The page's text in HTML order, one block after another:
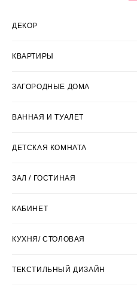
ДЕКОР
КВАРТИРЫ
ЗАГОРОДНЫЕ ДОМА
ВАННАЯ И ТУАЛЕТ
ДЕТСКАЯ КОМНАТА
ЗАЛ / ГОСТИНАЯ
КАБИНЕТ
КУХНЯ/ СТОЛОВАЯ
ТЕКСТИЛЬНЫЙ ДИЗАЙН